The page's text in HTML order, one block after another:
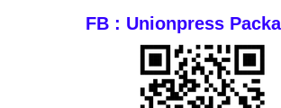
FB : Unionpress